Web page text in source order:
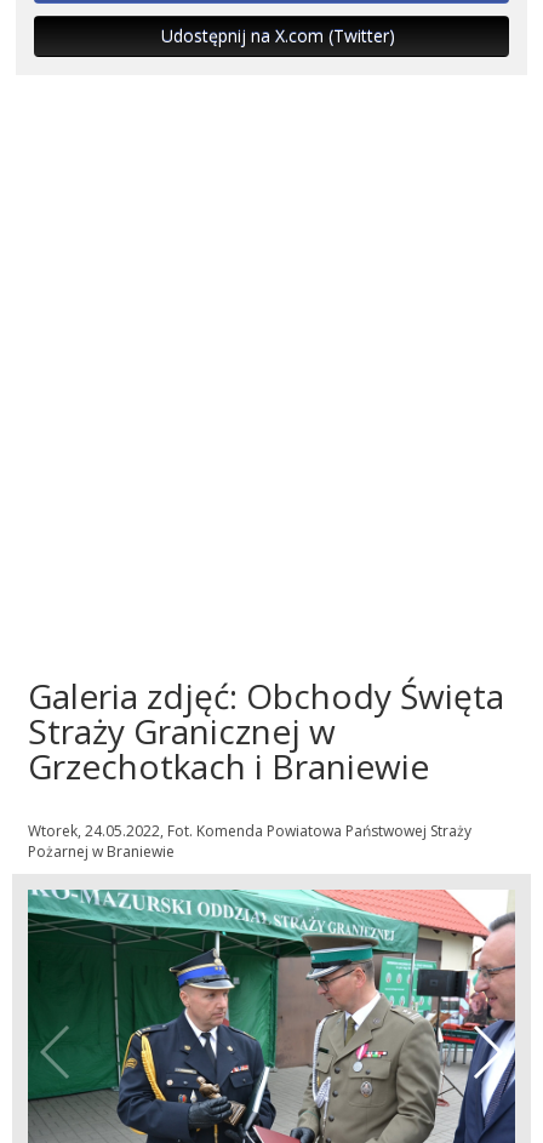
Udostępnij na X.com (Twitter)
Galeria zdjęć: Obchody Święta
Straży Granicznej w
Grzechotkach i Braniewie
Wtorek, 24.05.2022, Fot. Komenda Powiatowa Państwowej Straży
Pożarnej w Braniewie